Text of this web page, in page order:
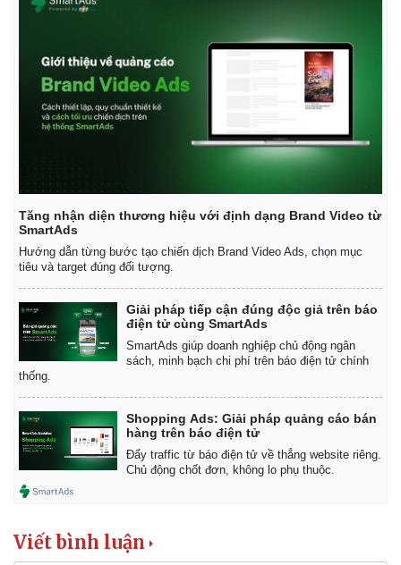
Tăng nhận diện thương hiệu với định dạng Brand Video từ
SmartAds
Hướng dẫn từng bước tạo chiến dịch Brand Video Ads, chọn mục
tiêu và target đúng đối tượng.
Giải pháp tiếp cận đúng độc giả trên báo
điện tử cùng SmartAds
SmartAds giúp doanh nghiệp chủ động ngân
sách, minh bạch chi phí trên báo điện tử chính
thống.
Shopping Ads: Giải pháp quảng cáo bán
hàng trên báo điện tử
Đẩy traffic từ báo điện tử về thẳng website riêng.
Chủ động chốt đơn, không lo phụ thuộc.
Viết bình luận